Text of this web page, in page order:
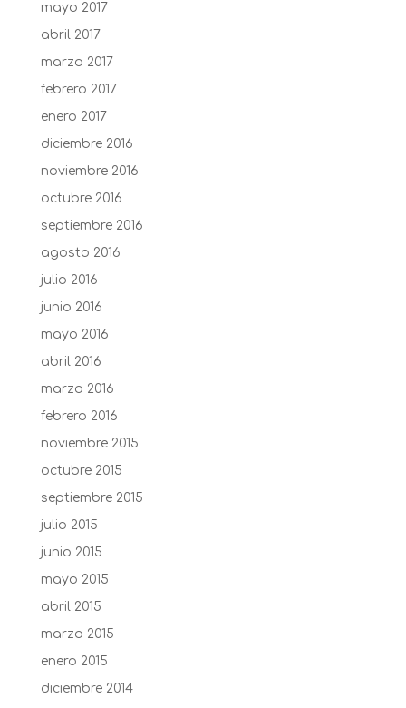
mayo 2017
abril 2017
marzo 2017
febrero 2017
enero 2017
diciembre 2016
noviembre 2016
octubre 2016
septiembre 2016
agosto 2016
julio 2016
junio 2016
mayo 2016
abril 2016
marzo 2016
febrero 2016
noviembre 2015
octubre 2015
septiembre 2015
julio 2015
junio 2015
mayo 2015
abril 2015
marzo 2015
enero 2015
diciembre 2014